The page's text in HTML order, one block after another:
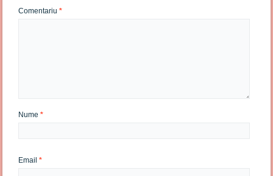
Comentariu*
Nume*
Email*